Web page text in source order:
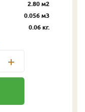
2.80 м2
0.056 м3
0.06 кг.